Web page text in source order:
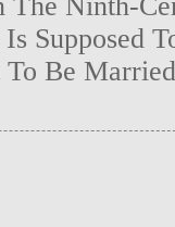
Supposed
To Be